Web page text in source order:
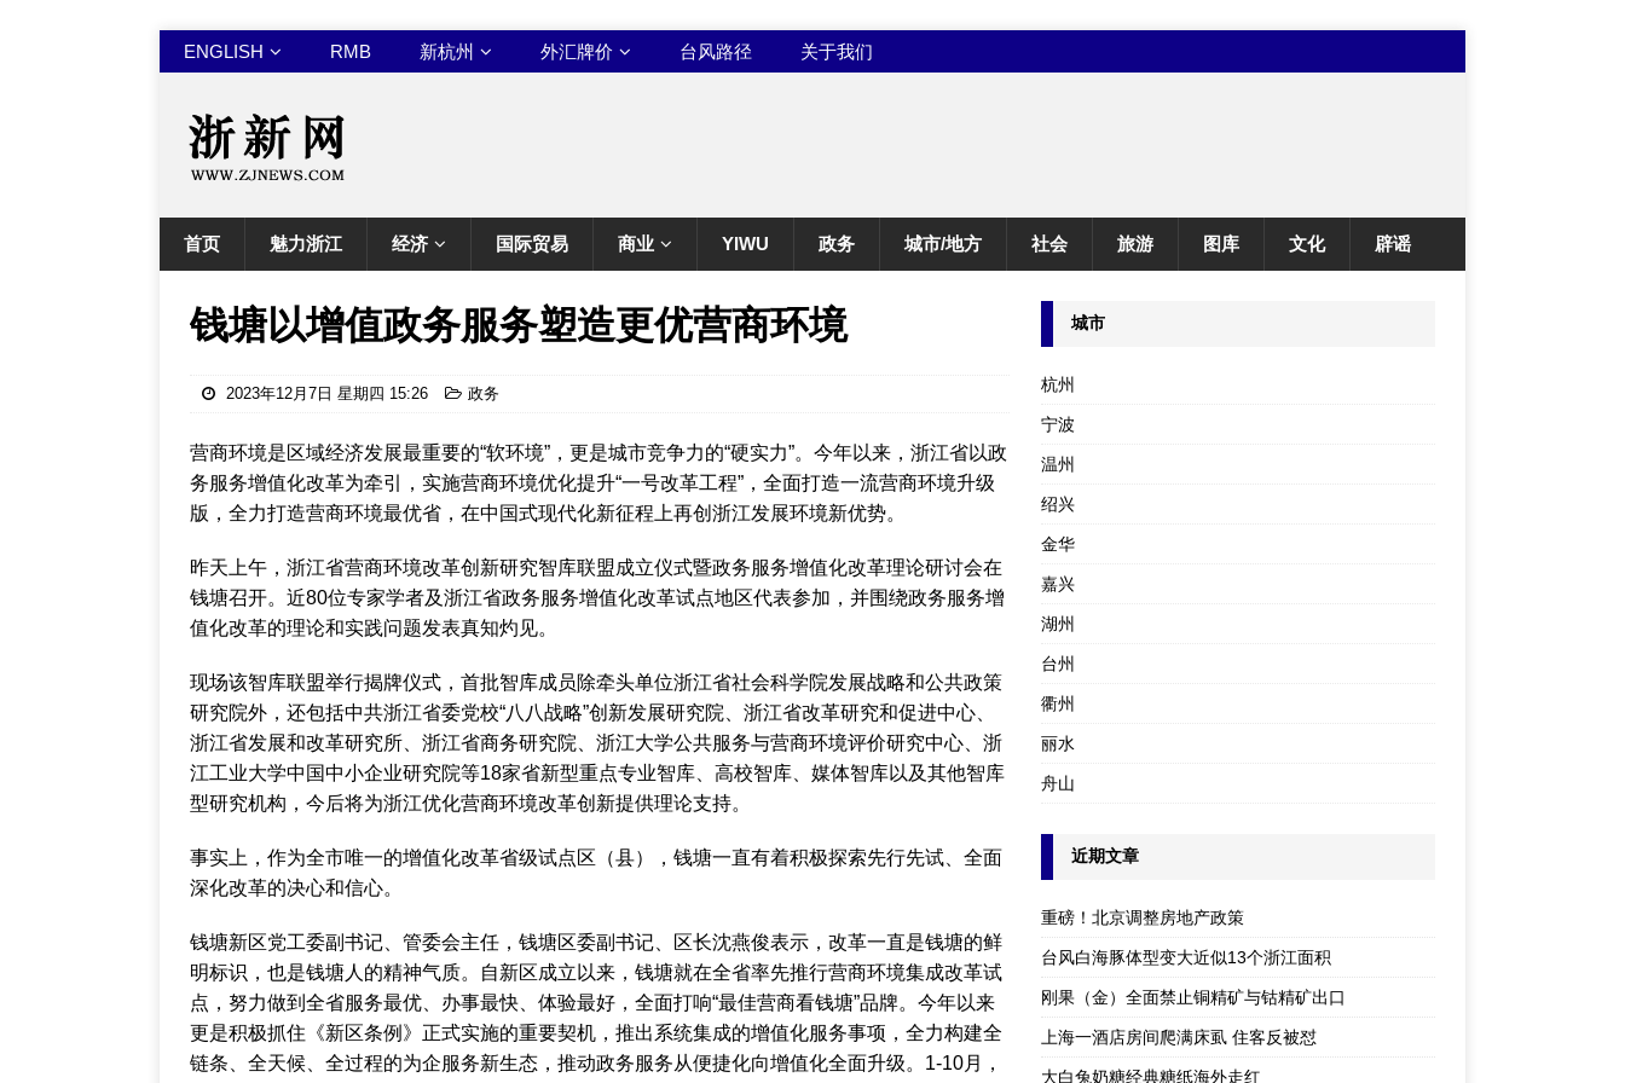
ENGLISH RMB 新杭州 外汇牌价 台风路径 关于我们
首页 魅力浙江 经济 国际贸易 商业 YIWU 政务 城市/地方 社会 旅游 图库 文化 辟谣
钱塘以增值政务服务塑造更优营商环境
2023年12月7日 星期四 15:26 政务
营商环境是区域经济发展最重要的“软环境”，更是城市竞争力的“硬实力”。今年以来，浙江省以政
务服务增值化改革为牵引，实施营商环境优化提升“一号改革工程”，全面打造一流营商环境升级
版，全力打造营商环境最优省，在中国式现代化新征程上再创浙江发展环境新优势。
昨天上午，浙江省营商环境改革创新研究智库联盟成立仪式暨政务服务增值化改革理论研讨会在
钱塘召开。近80位专家学者及浙江省政务服务增值化改革试点地区代表参加，并围绕政务服务增
值化改革的理论和实践问题发表真知灼见。
现场该智库联盟举行揭牌仪式，首批智库成员除牵头单位浙江省社会科学院发展战略和公共政策
研究院外，还包括中共浙江省委党校“八八战略”创新发展研究院、浙江省改革研究和促进中心、
浙江省发展和改革研究所、浙江省商务研究院、浙江大学公共服务与营商环境评价研究中心、浙
江工业大学中国中小企业研究院等18家省新型重点专业智库、高校智库、媒体智库以及其他智库
型研究机构，今后将为浙江优化营商环境改革创新提供理论支持。
事实上，作为全市唯一的增值化改革省级试点区（县），钱塘一直有着积极探索先行先试、全面
深化改革的决心和信心。
钱塘新区党工委副书记、管委会主任，钱塘区委副书记、区长沈燕俊表示，改革一直是钱塘的鲜
明标识，也是钱塘人的精神气质。自新区成立以来，钱塘就在全省率先推行营商环境集成改革试
点，努力做到全省服务最优、办事最快、体验最好，全面打响“最佳营商看钱塘”品牌。今年以来
更是积极抓住《新区条例》正式实施的重要契机，推出系统集成的增值化服务事项，全力构建全
链条、全天候、全过程的为企服务新生态，推动政务服务从便捷化向增值化全面升级。1-10月，
城市
杭州
宁波
温州
绍兴
金华
嘉兴
湖州
台州
衢州
丽水
舟山
近期文章
重磅！北京调整房地产政策
台风白海豚体型变大近似13个浙江面积
刚果（金）全面禁止铜精矿与钴精矿出口
上海一酒店房间爬满床虱 住客反被怼
大白兔奶糖经典糖纸海外走红